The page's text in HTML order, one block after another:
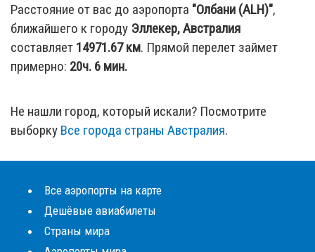
Расстояние от вас до аэропорта "Олбани (ALH)",
ближайшего к городу Эллекер, Австралия
составляет 14971.67км. Прямой перелет займет
примерно: 20ч. 6 мин.
Не нашли город, который искали? Посмотрите
выборку Все города страны Австралия.
Все аэропорты на карте
Дешёвые авиабилеты
Страны мира